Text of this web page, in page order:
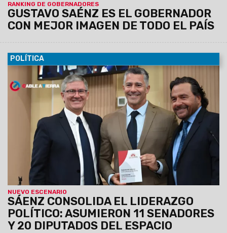
RANKING DE GOBERNADORES
GUSTAVO SAÉNZ ES EL GOBERNADOR
CON MEJOR IMAGEN DE TODO EL PAÍS
POLÍTICA
NUEVO ESCENARIO
SÁENZ CONSOLIDA EL LIDERAZGO
POLÍTICO: ASUMIERON 11 SENADORES
Y 20 DIPUTADOS DEL ESPACIO
25/11/2025
Tras prestar juramento los nuevos senadores y
diputados provinciales,
el oficialismo ratificó su victoria
de mayo al asegurarse 11 de las 12 bancas en el Senado
y 20 de 30 en Diputados.
La nueva conformación de la
Legislatura dará continuidad a la agenda política e
institucional para el nuevo ciclo de cuatro años.